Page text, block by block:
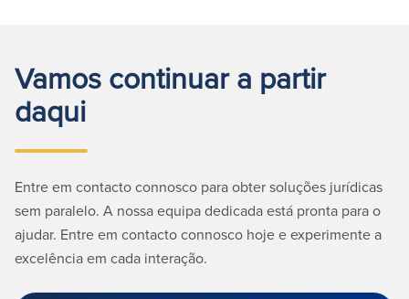
Vamos continuar a partir
daqui
Entre em contacto connosco para obter soluções jurídicas
sem paralelo. A nossa equipa dedicada está pronta para o
ajudar. Entre em contacto connosco hoje e experimente a
excelência em cada interação.